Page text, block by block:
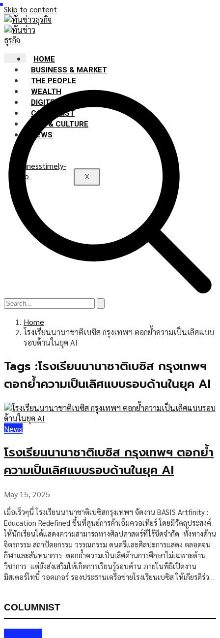
Skip to content
HOME
BUSINESS & MARKET
THE PEOPLE
WEALTH
DIGITECH
COLUMNIST
LIFE & CULTURE
NEWS
X
Home
โรงเรียนนานาชาติเบซิส กรุงเทพฯ ตอกย้ำความเป็นเลิศแบบ
รอบด้านในยุค AI
Tags :โรงเรียนนานาชาติเบซิส กรุงเทพฯ
ตอกย้ำความเป็นเลิศแบบรอบด้านในยุค AI
News
โรงเรียนนานาชาติเบซิส กรุงเทพฯ ตอกย้ำ
ความเป็นเลิศแบบรอบด้านในยุค AI
May 15, 2025
เมื่อเร็วๆนี้ โรงเรียนนานาชาติเบซิสกรุงเทพฯ จัดงาน BASIS Artfinity :
Education Redefined ขึ้นที่ศูนย์การค้าเอ็มควอเทียร์ โดยมีวัตถุประสงค์
ให้นักเรียนได้แสดงความสามารถทางศิลปศาสตร์ที่ไร้ขีดจำกัด ทั้งทางด้าน
จิตรกรรม สถาปัตยกรรม วรรณกรรม ดนตรีและศิลปะการแสดง ตลอดจน
กีฬาและสันทนาการ ตอกย้ำความเป็นเลิศด้านการศึกษาไม่เฉพาะด้าน
วิชาการ แต่ยังส่งเสริมให้เกิดการเรียนรู้รอบด้าน ภายในพิธีเปิดงาน
มิสเตอร์โทบี้ วอคเกอร์ รองประธานเครือข่ายโรงเรียนเบซิส ให้เกียรติร่วม
เอียน ซาโต้ ผู้อำนวยการด้านวิชาการ และร่วมเสวนาในหัวข้อ “การศึกษา
แห่งอนาคต : AI จะมีบทบาทอย่างไร และโรงเรียนในเครือเบซิสมีทิศทาง
อย่างไร“ ซึ่งโรงเรียนนานาชาติเบซิส ให้ความสำคัญกับการเตรียมความ
COLUMNIST